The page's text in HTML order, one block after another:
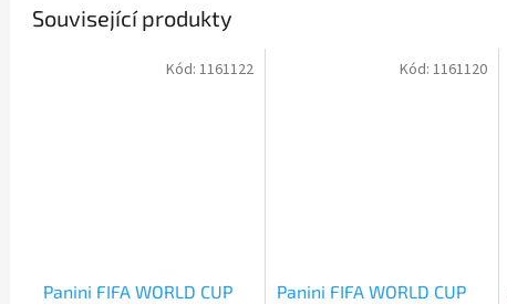
Související produkty
Panini FIFA WORLD CUP
Kód: 1161122
Panini FIFA WORLD CUP
Kód: 1161120